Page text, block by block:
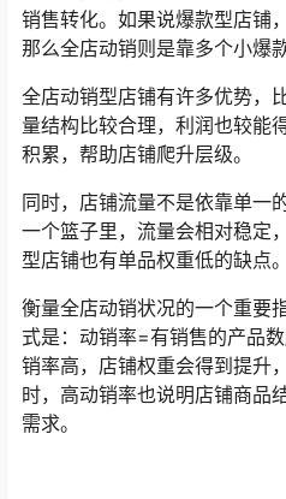
销售转化。如果说爆款型店铺
那么全店动销则是靠多个小爆
全店动销型店铺有许多优势，
量结构比较合理，利润也较能
积累，帮助店铺爬升层级。
同时，店铺流量不是依靠单一
一个篮子里，流量会相对稳定
型店铺也有单品权重低的缺点。
衡量全店动销状况的一个重要
式是：动销率=有销售的产品
销率高，店铺权重会得到提升
时，高动销率也说明店铺商品
需求。